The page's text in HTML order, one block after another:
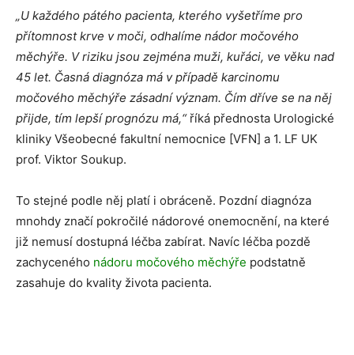
„U každého pátého pacienta, kterého vyšetříme pro
přítomnost krve v moči, odhalíme nádor močového
měchýře. V riziku jsou zejména muži, kuřáci, ve věku nad
45 let. Časná diagnóza má v případě karcinomu
močového měchýře zásadní význam. Čím dříve se na něj
přijde, tím lepší prognózu má,“ říká přednosta Urologické
kliniky Všeobecné fakultní nemocnice [VFN] a 1. LF UK
prof. Viktor Soukup.
To stejné podle něj platí i obráceně. Pozdní diagnóza
mnohdy značí pokročilé nádorové onemocnění, na které
již nemusí dostupná léčba zabírat. Navíc léčba pozdě
zachyceného nádoru močového měchýře podstatně
zasahuje do kvality života pacienta.